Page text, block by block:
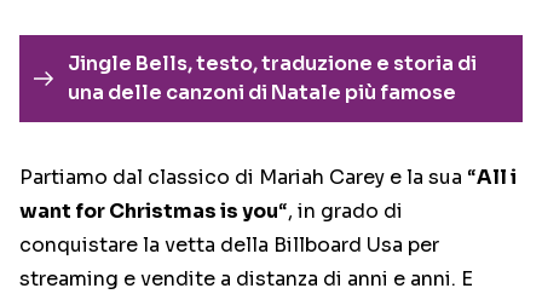
Jingle Bells, testo, traduzione e storia di
una delle canzoni di Natale più famose
Partiamo dal classico di Mariah Carey e la sua “All i
want for Christmas is you“, in grado di
conquistare la vetta della Billboard Usa per
streaming e vendite a distanza di anni e anni. E